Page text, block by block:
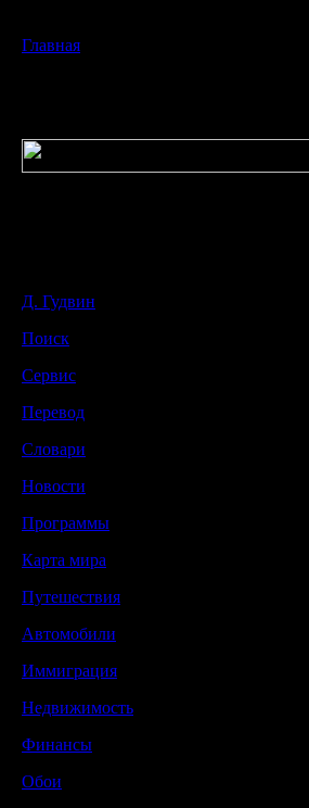
Главная
Д. Гудвин
Поиск
Сервис
Перевод
Словари
Новости
Программы
Карта мира
Путешествия
Автомобили
Иммиграция
Недвижимость
Финансы
Обои